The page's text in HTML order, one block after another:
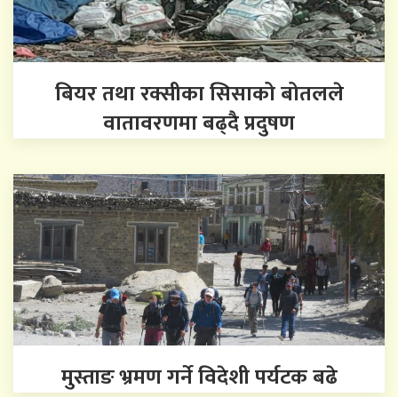
बियर तथा रक्सीका सिसाको बोतलले
वातावरणमा बढ्दै प्रदुषण
मुस्ताङ भ्रमण गर्ने विदेशी पर्यटक बढे